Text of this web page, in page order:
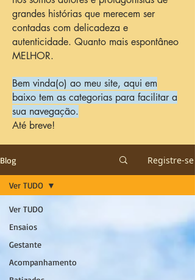
grandes histórias que merecem ser
contadas com delicadeza e
autenticidade. Quanto mais espontâneo
MELHOR.
Bem vinda(o) ao meu site, aqui em
baixo tem as categorias para facilitar a
sua navegação.
Até breve!
Blog Registre-se
Ver TUDO
Ensaios
Gestante
Acompanhamento
Ver TUDO